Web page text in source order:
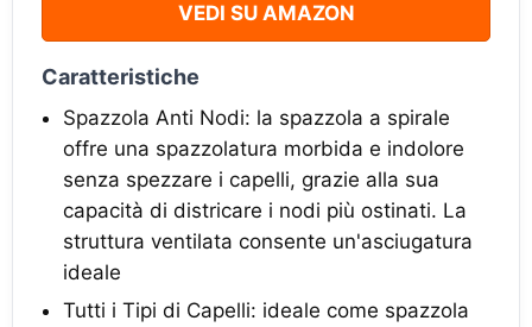
VEDI SU AMAZON
Caratteristiche
Spazzola Anti Nodi: la spazzola a spirale
offre una spazzolatura morbida e indolore
senza spezzare i capelli, grazie alla sua
capacità di districare i nodi più ostinati. La
struttura ventilata consente un'asciugatura
ideale
Tutti i Tipi di Capelli: ideale come spazzola